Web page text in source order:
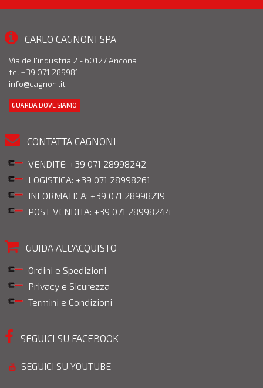
CARLO CAGNONI SPA
Via dell'industria 2 - 60127 Ancona
tel +39 071 289981
info@cagnoni.it
GUARDA DOVE SIAMO
CONTATTA CAGNONI
VENDITE: +39 071 28998242
LOGISTICA: +39 071 28998261
INFORMATICA: +39 071 28998219
POST VENDITA: +39 071 28998244
GUIDA ALL'ACQUISTO
Ordini e Spedizioni
Privacy e Sicurezza
Termini e Condizioni
SEGUICI SU FACEBOOK
SEGUICI SU YOUTUBE